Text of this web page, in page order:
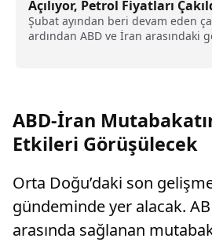
Açılıyor, Petrol Fiyatları
Şubat ayından beri devam eden
ardından ABD ve İran arasındaki
ABD-İran
Etkileri Görüşülecek
Orta Doğu’daki son
gündeminde yer alacak.
arasında sağlanan